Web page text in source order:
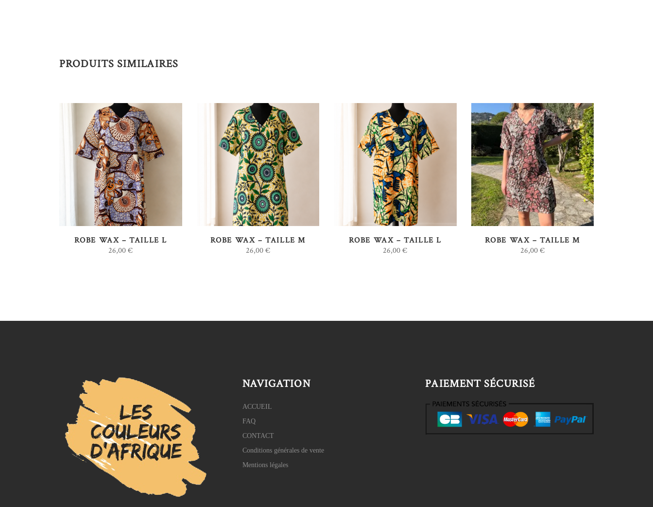
PRODUITS SIMILAIRES
AJOUTER AU PANIER
ROBE WAX – TAILLE L
26,00€
AJOUTER AU PANIER
ROBE WAX – TAILLE M
26,00€
AJOUTER AU PANIER
ROBE WAX – TAILLE L
26,00€
AJOUTER AU PANIER
ROBE WAX – TAILLE M
26,00€
NAVIGATION
ACCUEIL
FAQ
CONTACT
Conditions générales de vente
Mentions légales
PAIEMENT SÉCURISÉ